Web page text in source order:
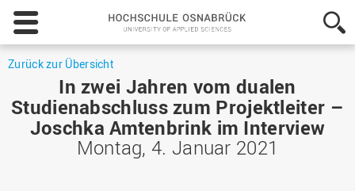
Hochschule
Osnabrück
-
Applied
Sciences
Zurück zur Übersicht
In zwei Jahren vom dualen
Studienabschluss zum Projektleiter –
Joschka Amtenbrink im Interview
Montag, 4. Januar 2021